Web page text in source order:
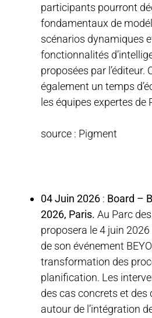
participants pourront
fondamentaux de
scénarios dynamiques
fonctionnalités
proposées par
également un temps
les équipes expertes de
source : Pigment
04 Juin 2026 : Board –
2026, Paris. Au Parc
proposera le 4 juin
de son événement
transformation des
planification. Les
des cas concrets et
autour de l’intégration